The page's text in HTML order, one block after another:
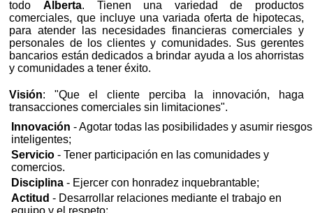
todoAlberta. Tienen una variedad de productos
comerciales, que incluye una variada oferta de hipotecas,
para atender las necesidades financieras comerciales y
personales de los clientes y comunidades. Sus gerentes
bancarios están dedicados a brindar ayuda a los ahorristas
y comunidades a tener éxito.
Visión: "Que el cliente perciba la innovación, haga
transacciones comerciales sin limitaciones".
Innovación - Agotar todas las posibilidades y asumir riesgos
inteligentes;
Servicio - Tener participación en las comunidades y
comercios.
Disciplina - Ejercer con honradez inquebrantable;
Actitud - Desarrollar relaciones mediante el trabajo en
equipo y el respeto;